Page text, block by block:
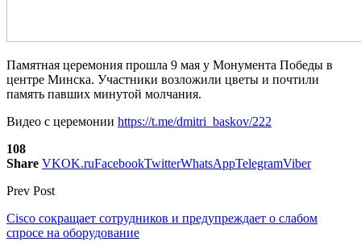
Памятная церемония прошла 9 мая у Монумента Победы в
центре Минска. Участники возложили цветы и почтили
память павших минутой молчания.
Видео с церемонии https://t.me/dmitri_baskov/222
108
Share VKOK.ruFacebookTwitterWhatsAppTelegramViber
Prev Post
Cisco сокращает сотрудников и предупреждает о слабом
спросе на оборудование